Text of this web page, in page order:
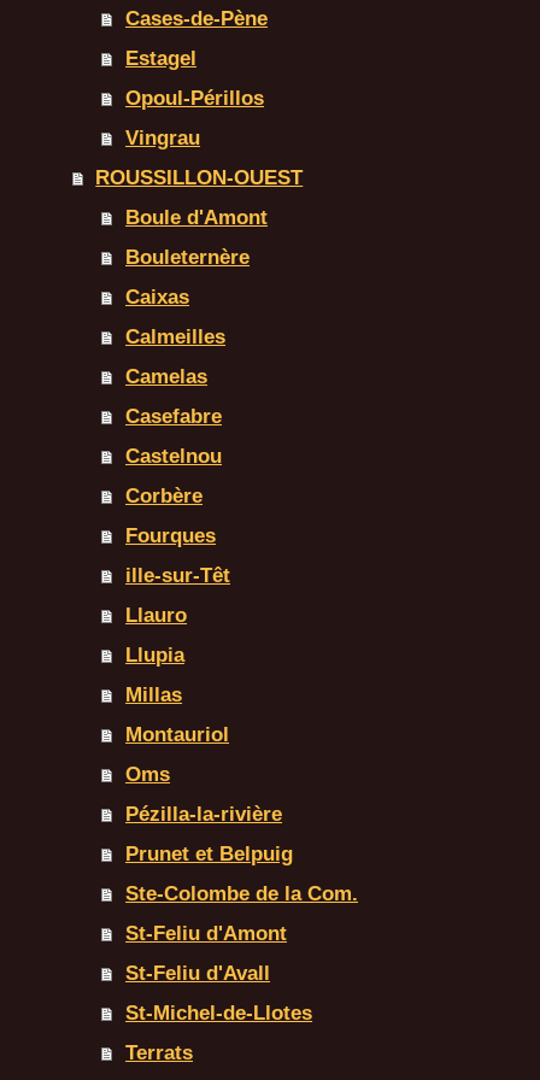
Cases-de-Pène
Estagel
Opoul-Périllos
Vingrau
ROUSSILLON-OUEST
Boule d'Amont
Bouleternère
Caixas
Calmeilles
Camelas
Casefabre
Castelnou
Corbère
Fourques
ille-sur-Têt
Llauro
Llupia
Millas
Montauriol
Oms
Pézilla-la-rivière
Prunet et Belpuig
Ste-Colombe de la Com.
St-Feliu d'Amont
St-Feliu d'Avall
St-Michel-de-Llotes
Terrats